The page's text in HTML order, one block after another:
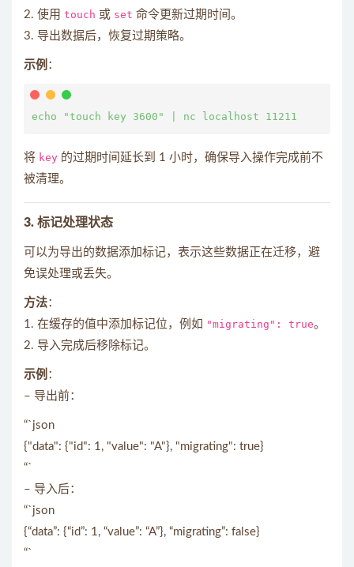
2. 使用 touch 或 set 命令更新过期时间。
3. 导出数据后，恢复过期策略。
示例 ：
将 key 的过期时间延长到 1 小时，确保导入操作完成前不
被清理。
3. 标记处理状态
可以为导出的数据添加标记，表示这些数据正在迁移，避
免误处理或丢失。
方法：
1. 在缓存的值中添加标记位，例如 "migrating": true。
2. 导入完成后移除标记。
示例 ：
– 导出前：
“`json
{"data": {"id": 1, "value": "A"}, "migrating": true}
“`
– 导入后：
“`json
{“data”: {“id”: 1, “value”: “A”}, “migrating”: false}
“`